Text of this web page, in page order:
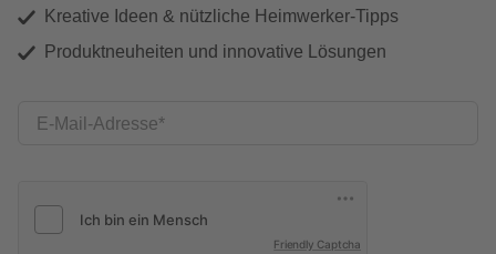
Kreative Ideen & nützliche Heimwerker-Tipps
Produktneuheiten und innovative Lösungen
E-Mail-Adresse
Friendly Captcha